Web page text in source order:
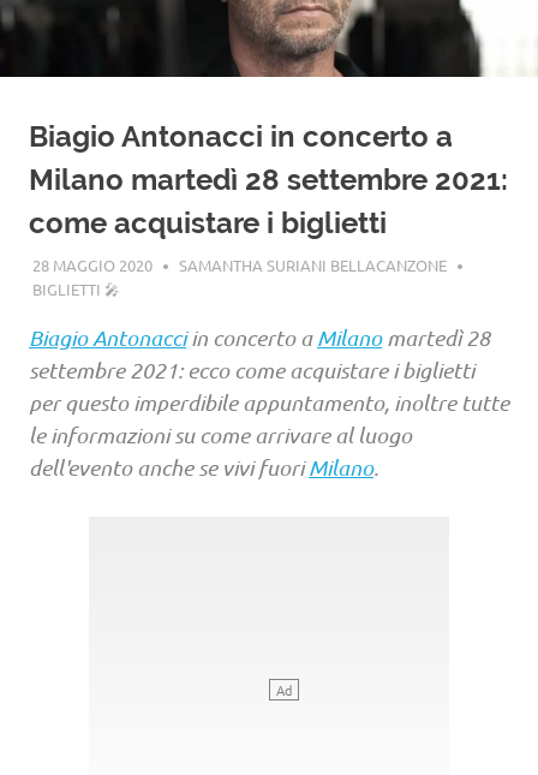
Biagio Antonacci in concerto a
Milano martedì 28 settembre 2021:
come acquistare i biglietti
28 MAGGIO 2020
SAMANTHA SURIANI BELLACANZONE
BIGLIETTI 🎤
Biagio Antonacciin concerto aMilanomartedì 28
settembre 2021: ecco come acquistare i biglietti
per questo imperdibile appuntamento, inoltre tutte
le informazioni su come arrivare al luogo
dell'evento anche se vivi fuoriMilano.